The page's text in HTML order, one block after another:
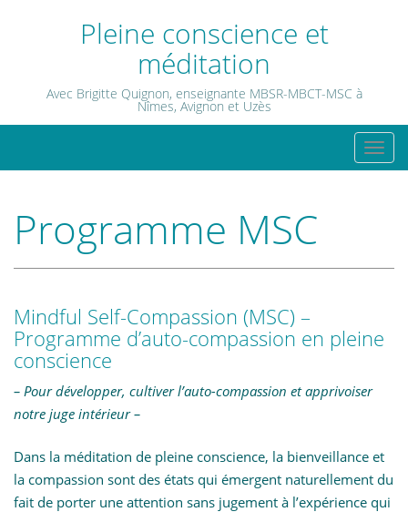
Pleine conscience et
méditation
Avec Brigitte Quignon, enseignante MBSR-MBCT-MSC à
Nîmes, Avignon et Uzès
T
o
e
v
Programme MSC
Mindful Self-Compassion (MSC) –
Programme d’auto-compassion en pleine
conscience
– Pour développer, cultiver l’auto-compassion et apprivoiser
notre juge intérieur –
Dans la méditation de pleine conscience, la bienveillance et
la compassion sont des états qui émergent naturellement du
fait de porter une attention sans jugement à l’expérience qui